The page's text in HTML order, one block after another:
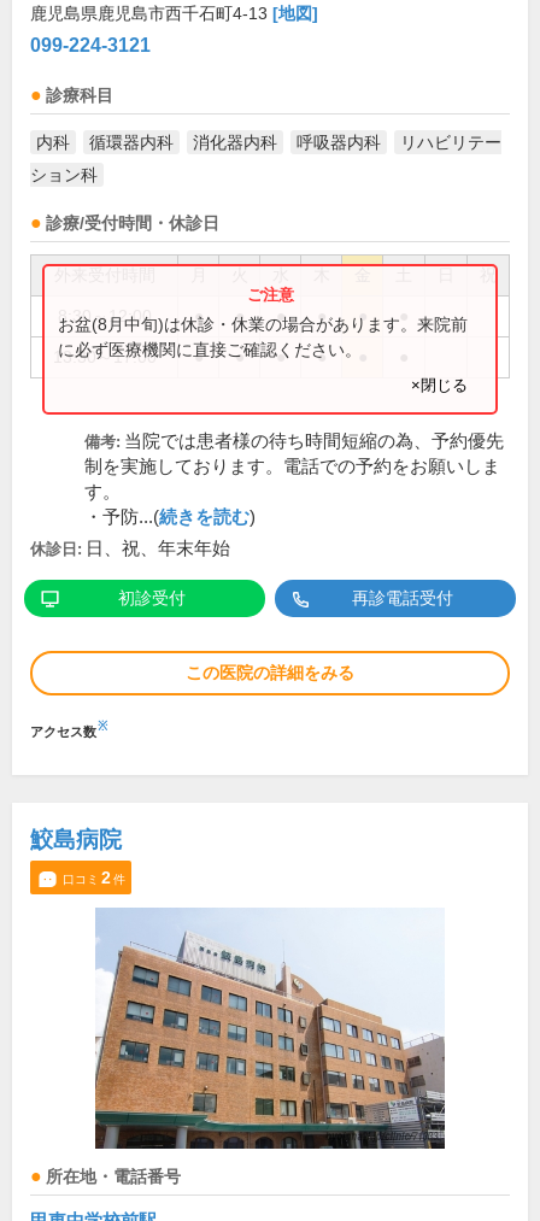
鹿児島県鹿児島市西千石町4-13 [地図]
099-224-3121
診療科目
内科 循環器内科 消化器内科 呼吸器内科
リハビリテー
ション科
診療/受付時間・休診日
祝
8:30～12:00 ● ● ● ● ●
13:30～17:00 ● ● ● ●
お盆(8月中旬)は休診・休業の場合があります。来院前
に必ず医療機関に直接ご確認ください。
×閉じる
備考: 当院では患者様の待ち時間短縮の為、予約優先
制を実施しております。電話での予約をお願いしま
す。
・予防...(続きを読む)
休診日: 日、祝、年末年始
初診受付 再診電話受付
この医院の詳細をみる
アクセス数※
鮫島病院
口コミ 2件
所在地・電話番号